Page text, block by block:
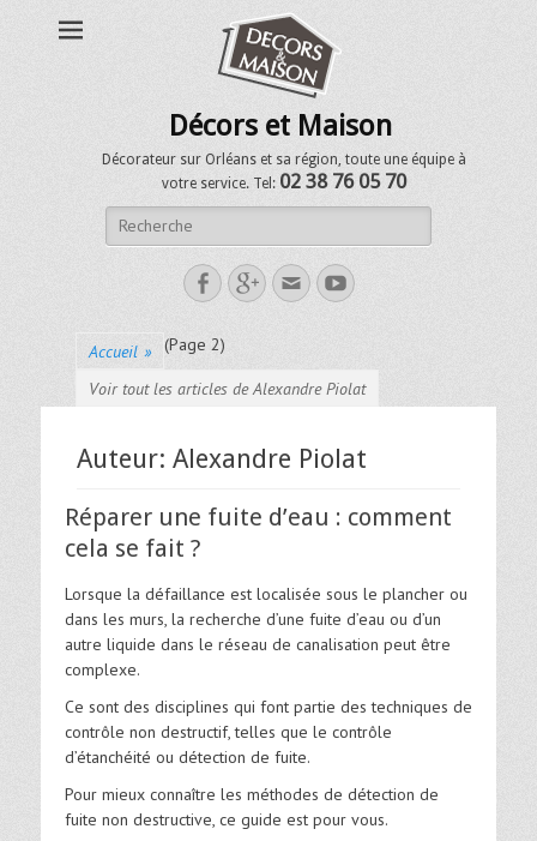
Décors et Maison
Décorateur sur Orléans et sa région, toute une équipe à
votre service. Tel: 02 38 76 05 70
Accueil »
Voir tout les articles de Alexandre Piolat
(Page 2)
Auteur: Alexandre Piolat
Réparer une fuite d’eau : comment
cela se fait ?
Lorsque la défaillance est localisée sous le plancher ou
dans les murs, la recherche d’une fuite d’eau ou d’un
autre liquide dans le réseau de canalisation peut être
complexe.
Ce sont des disciplines qui font partie des techniques de
contrôle non destructif, telles que le contrôle
d’étanchéité ou détection de fuite.
Pour mieux connaître les méthodes de détection de
fuite non destructive, ce guide est pour vous.